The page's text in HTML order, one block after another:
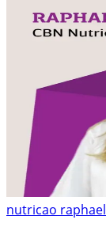
nutricao